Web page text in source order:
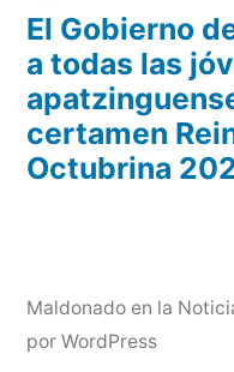
El Gobierno
a todas las
certamen
Octubrina
Maldonado en la
por WordPress